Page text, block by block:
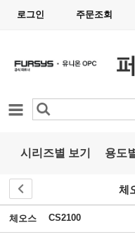
로그인 주문조회
카테고리
시리즈별 보기 용도
체
체오스 CS2100